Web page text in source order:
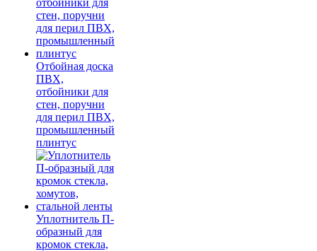
Отбойная доска
ПВХ,
отбойники для
стен, поручни
для перил ПВХ,
промышленный
плинтус
Уплотнитель П-
образный для
кромок стекла,